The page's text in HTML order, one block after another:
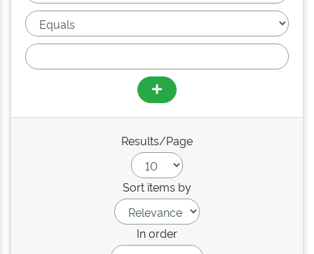
Results/Page
Sort items by
In order